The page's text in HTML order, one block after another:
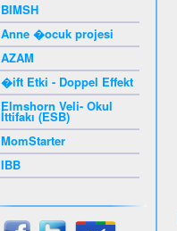
BIMSH
Anne �ocuk projesi
AZAM
�ift Etki - Doppel Effekt
Elmshorn Veli- Okul
İttifakı (ESB)
MomStarter
IBB